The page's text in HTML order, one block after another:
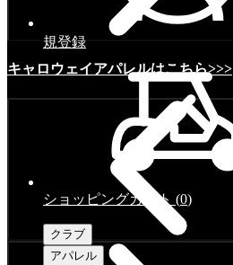
キャロウェイアパレルはこちら>>>
規登録
ショッピングカート (0)
クラブ
アパレル